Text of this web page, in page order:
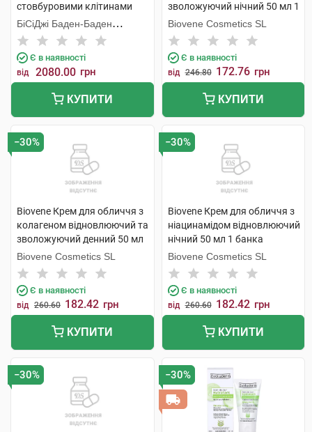
стовбуровими клітинами
троянди 50 мл 1 банка
БіСіДжі Баден-Баден
Косметікс Груп Гмбх
Є в наявності
від 2080.00 грн
КУПИТИ
зволожуючий нічний 50 мл 1
банка
Biovene Cosmetics SL
Є в наявності
від 246.80 172.76 грн
КУПИТИ
−30%
Biovene Крем для обличчя з
колагеном відновлюючий та
зволожуючий денний 50 мл
1 банка
Biovene Cosmetics SL
Є в наявності
від 260.60 182.42 грн
КУПИТИ
−30%
Biovene Крем для обличчя з
ніацинамідом відновлюючий
нічний 50 мл 1 банка
Biovene Cosmetics SL
Є в наявності
від 260.60 182.42 грн
КУПИТИ
−30% −30%